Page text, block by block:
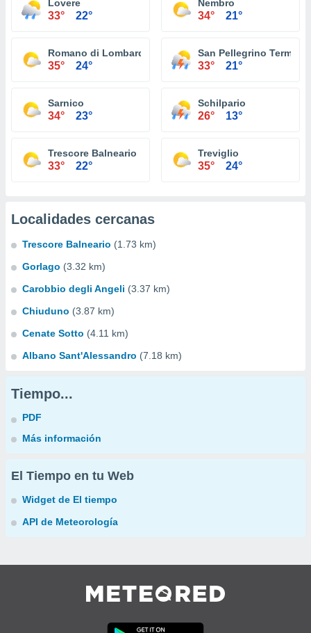
Lovere
33° 22°
Nembro
34° 21°
Romano di Lombardia
35° 24°
San Pellegrino Terme
33° 21°
Sarnico
34° 23°
Schilpario
26° 13°
Trescore Balneario
33° 22°
Treviglio
35° 24°
Localidades cercanas
Trescore Balneario (1.73 km)
Gorlago (3.32 km)
Carobbio degli Angeli (3.37 km)
Chiuduno (3.87 km)
Cenate Sotto (4.11 km)
Albano Sant'Alessandro (7.18 km)
Tiempo...
PDF
Más información
El Tiempo en tu Web
Widget de El tiempo
API de Meteorología